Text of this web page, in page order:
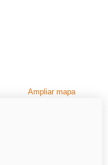
Ampliar mapa